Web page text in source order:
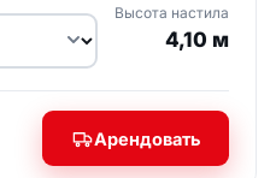
Высота настила
4,10 м
Арендовать